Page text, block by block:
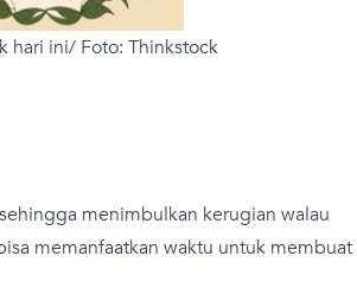
hari ini/ Foto: Thinkstock
menimbulkan kerugian walau
memanfaatkan waktu untuk membuat